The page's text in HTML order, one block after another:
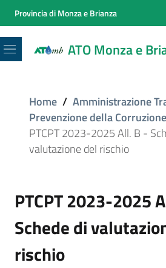
Provincia di Monza e Brianza
ATO Monza e
Menu
Home / Amministrazione
Prevenzione della Corruzione
PTCPT 2023-2025 All. B -
valutazione del rischio
PTCPT 2023-2025
Schede di
rischio